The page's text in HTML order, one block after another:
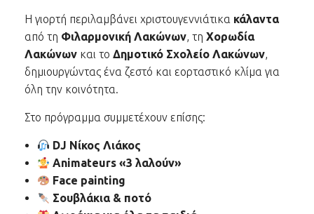
Η γιορτή περιλαμβάνει χριστουγεννιάτικα κάλαντα
από τη Φιλαρμονική Λακώνων, τη Χορωδία
Λακώνων και το Δημοτικό Σχολείο Λακώνων,
δημιουργώντας ένα ζεστό και εορταστικό κλίμα για
όλη την κοινότητα.
Στο πρόγραμμα συμμετέχουν επίσης:
DJ Νίκος Λιάκος
Animateurs «3 λαλούν»
Face painting
Σουβλάκια & ποτό